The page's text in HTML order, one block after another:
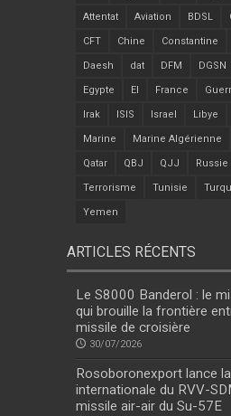
Attentat Aviation BDSL
CFT Chine Constantine
Daesh dat DFM DGSN
Egypte EI France
Irak ISIS Israel Libye
Marine Marine Algérienne
Qatar QBJ QJJ Russie
Terrorisme Tunisie
Yemen
ARTICLES RÉCENTS
Le S8000 Banderol : le
qui brouille la frontière
missile de croisière
30/07/2026
Rosoboronexport lance
internationale du RVV-
missile air-air du Su-57E